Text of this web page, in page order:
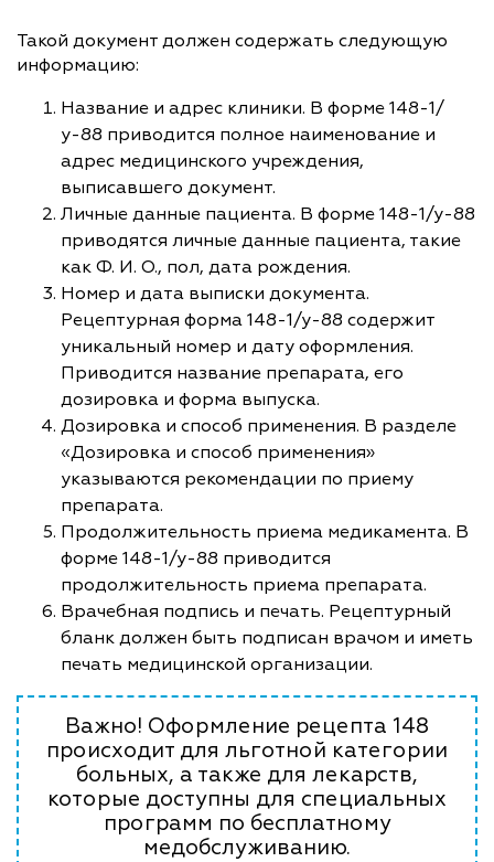
Такой документ должен содержать следующую
информацию:
Название и адрес клиники. В форме 148-1/
у-88 приводится полное наименование и
адрес медицинского учреждения,
выписавшего документ.
Личные данные пациента. В форме 148-1/у-88
приводятся личные данные пациента, такие
как Ф. И. О., пол, дата рождения.
Номер и дата выписки документа.
Рецептурная форма 148-1/у-88 содержит
уникальный номер и дату оформления.
Приводится название препарата, его
дозировка и форма выпуска.
Дозировка и способ применения. В разделе
«Дозировка и способ применения»
указываются рекомендации по приему
препарата.
Продолжительность приема медикамента. В
форме 148-1/у-88 приводится
продолжительность приема препарата.
Врачебная подпись и печать. Рецептурный
бланк должен быть подписан врачом и иметь
печать медицинской организации.
Важно! Оформление рецепта 148
происходит для льготной категории
больных, а также для лекарств,
которые доступны для специальных
программ по бесплатному
медобслуживанию.